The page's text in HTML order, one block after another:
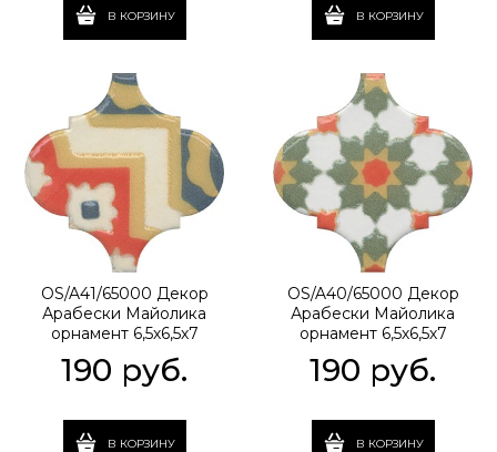
В КОРЗИНУ В КОРЗИНУ
OS/A41/65000 Декор
Арабески Майолика
орнамент 6,5х6,5х7
190 руб.
В КОРЗИНУ
OS/A40/65000 Декор
Арабески Майолика
орнамент 6,5х6,5х7
190 руб.
В КОРЗИНУ